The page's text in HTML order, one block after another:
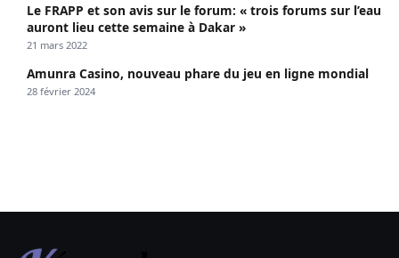
Le FRAPP et son avis sur le forum: « trois forums sur l’eau
auront lieu cette semaine à Dakar »
21 mars 2022
Amunra Casino, nouveau phare du jeu en ligne mondial
28 février 2024